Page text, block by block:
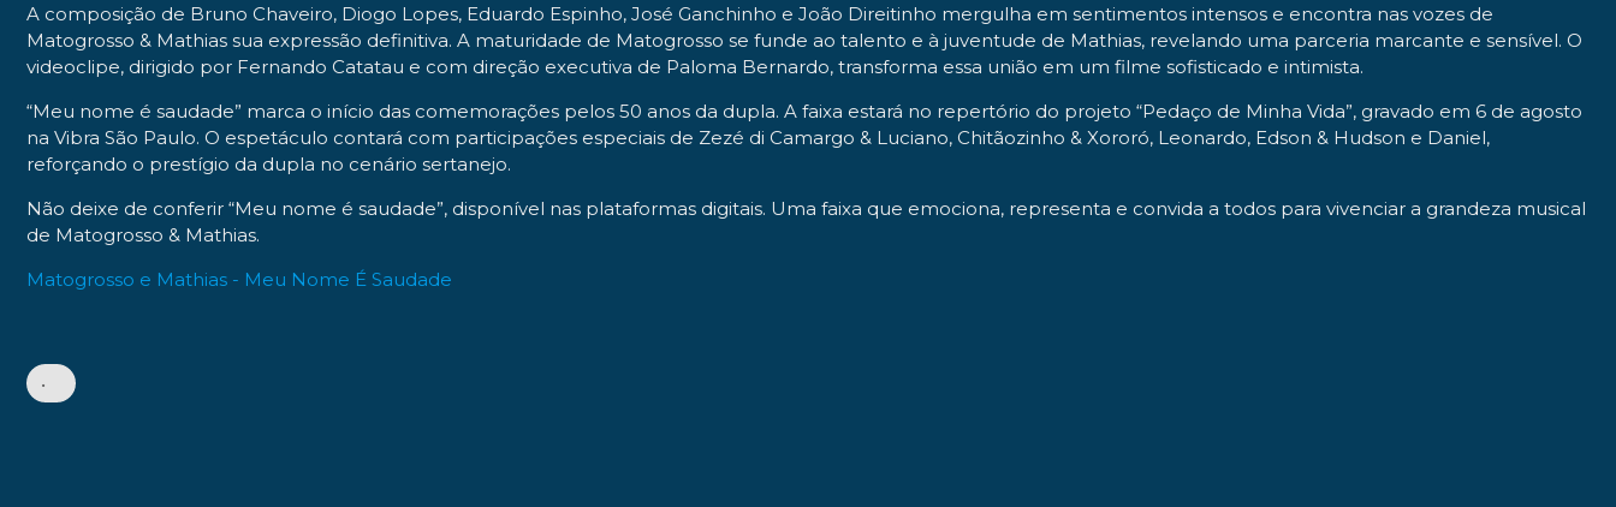
A composição de Bruno Chaveiro, Diogo Lopes, Eduardo Espinho, José Ganchinho e João Direitinho mergulha em sentimentos intensos e encontra nas vozes de
Matogrosso & Mathias sua expressão definitiva. A maturidade de Matogrosso se funde ao talento e à juventude de Mathias, revelando uma parceria marcante e sensível. O
videoclipe, dirigido por Fernando Catatau e com direção executiva de Paloma Bernardo, transforma essa união em um filme sofisticado e intimista.
“Meu nome é saudade” marca o início das comemorações pelos 50 anos da dupla. A faixa estará no repertório do projeto “Pedaço de Minha Vida”, gravado em 6 de agosto
na Vibra São Paulo. O espetáculo contará com participações especiais de Zezé di Camargo & Luciano, Chitãozinho & Xororó, Leonardo, Edson & Hudson e Daniel,
reforçando o prestígio da dupla no cenário sertanejo.
Não deixe de conferir “Meu nome é saudade”, disponível nas plataformas digitais. Uma faixa que emociona, representa e convida a todos para vivenciar a grandeza musical
de Matogrosso & Mathias.
Matogrosso e Mathias - Meu Nome É Saudade
•